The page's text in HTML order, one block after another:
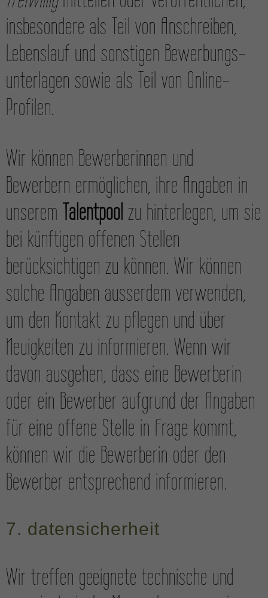
insbesondere als Teil von Anschreiben,
Lebens­lauf und sonstigen Bewerbungs­
unterlagen sowie als Teil von Online-
Profilen.
Wir können Bewerberinnen und
Bewerbern ermöglichen, ihre Angaben in
unserem Talentpoolzu hinterlegen, um sie
bei künftigen offenen Stellen
berücksichtigen zu können. Wir können
solche Angaben ausserdem verwenden,
um den Kontakt zu pflegen und über
Neuigkeiten zu informieren. Wenn wir
davon ausgehen, dass eine Bewerberin
oder ein Bewerber aufgrund der Angaben
für eine offene Stelle in Frage kommt,
können wir die Bewerberin oder den
Bewerber entsprechend informieren.
7. daten­sicherheit
Wir treffen geeignete technische und